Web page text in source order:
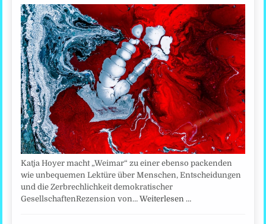
Katja Hoyer macht „Weimar“ zu einer ebenso packenden
wie unbequemen Lektüre über Menschen, Entscheidungen
und die Zerbrechlichkeit demokratischer
GesellschaftenRezension von…Weiterlesen …